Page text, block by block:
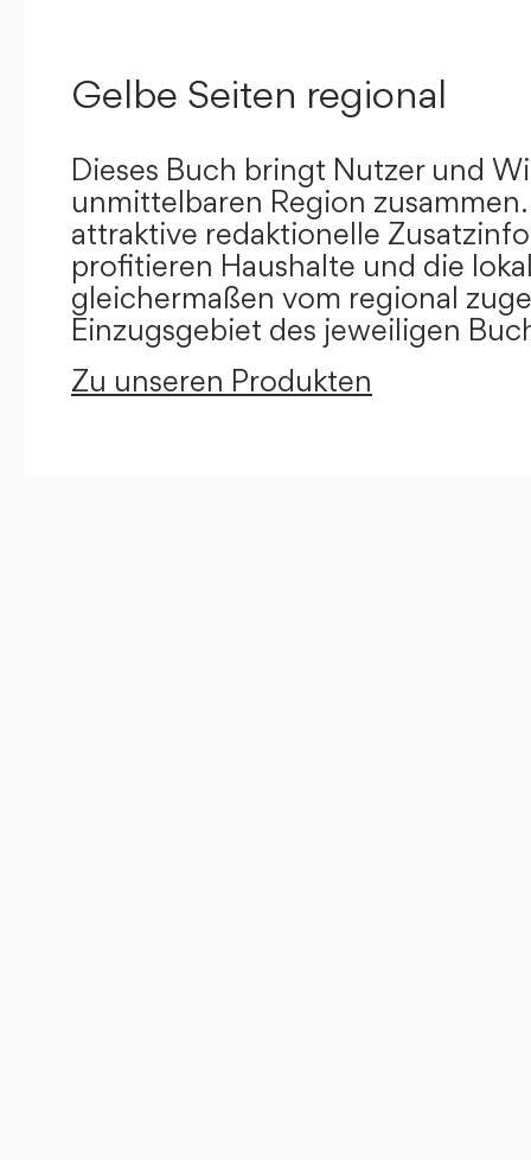
Gelbe Seiten regional
Dieses Buch bringt Nutzer und
unmittelbaren Region
attraktive redaktionelle
profitieren Haushalte und die
gleichermaßen vom regional
Einzugsgebiet des jeweiligen
Zu unseren Produkten